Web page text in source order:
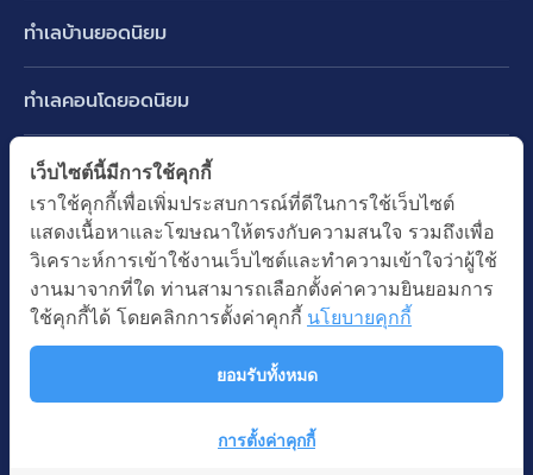
ทาวน์เฮ้าส์ ทาวน์โฮม
คอนโดมิเนียม
อาคารพาณิชย์ ตึกแถว
ที่ดินเปล่า
อพาร์ทเม้นท์ หอพัก
ออฟฟิต สำนักงาน
โรงงาน โกดัง
โรงแรม รีสอร์ท
ทำเลบ้านยอดนิยม
บางนา รามคำแหง 2
ปทุมธานี รังสิต ลำลูกกา
นนทบุรี บางใหญ่ บางบัวทอง
ทำเลคอนโดยอดนิยม
พระราม 9
อ่อนนุช ปุณณวิถี
รัชดาภิเษก ห้วยขวาง
ห้าแยกลาดพร้าว
ทำเล BTS ยอดนิยม
BTS ทองหล่อ
BTS เอกมัย
BTS พร้อมพงษ์
BTS อ่อนนุช
ทำเล MRT ยอดนิยม
MRT เพชรบุรี
MRT พระราม 9
MRT พหลโยธิน
คำค้นยอดนิยม
บ้านมือสอง
ซื้อบ้าน ขายบ้าน
นโยบายการใช้คุกกี้
สงวนลิขสิทธิ โดยบริษัท บางกอก แอสเซท อินเตอร์กรุ๊ป จำกัด (มหาชน).
เว็บไซต์นี้มีการใช้คุกกี้
เราใช้คุกกี้เพื่อเพิ่มประสบการณ์ที่ดีในการใช้เว็บไซต์
แสดงเนื้อหาและโฆษณาให้ตรงกับความสนใจ รวมถึงเพื่อ
วิเคราะห์การเข้าใช้งานเว็บไซต์และทำความเข้าใจว่าผู้ใช้
งานมาจากที่ใด ท่านสามารถเลือกตั้งค่าความยินยอมการ
ใช้คุกกี้ได้ โดยคลิกการตั้งค่าคุกกี้ นโยบายคุกกี้
ยอมรับทั้งหมด
การตั้งค่าคุกกี้